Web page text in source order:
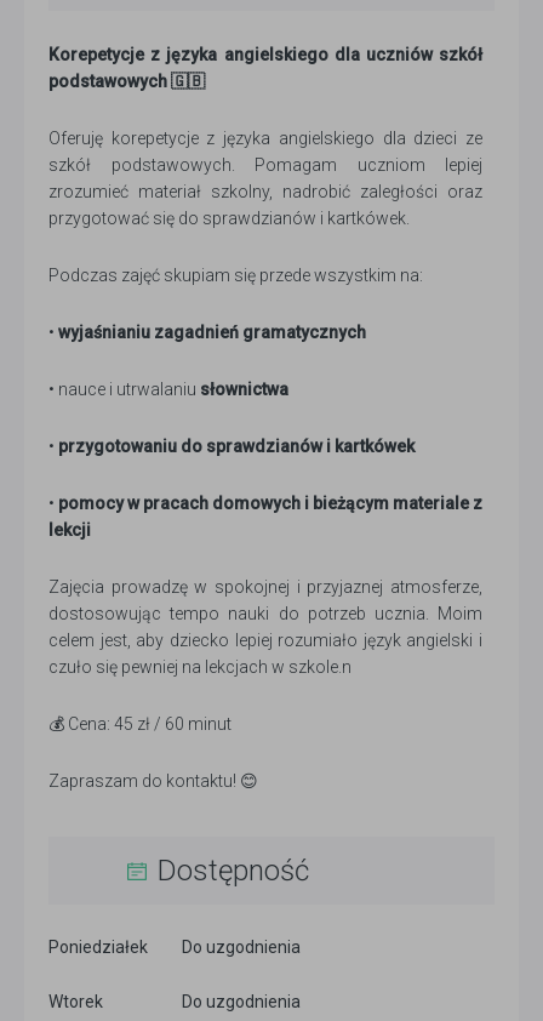
Korepetycje z języka angielskiego dla uczniów szkół
podstawowych 🇬🇧
Oferuję korepetycje z języka angielskiego dla dzieci ze
szkół podstawowych. Pomagam uczniom lepiej
zrozumieć materiał szkolny, nadrobić zaległości oraz
przygotować się do sprawdzianów i kartkówek.
Podczas zajęć skupiam się przede wszystkim na:
• wyjaśnianiu zagadnień gramatycznych
• nauce i utrwalaniu słownictwa
• przygotowaniu do sprawdzianów i kartkówek
• pomocy w pracach domowych i bieżącym materiale z
lekcji
Zajęcia prowadzę w spokojnej i przyjaznej atmosferze,
dostosowując tempo nauki do potrzeb ucznia. Moim
celem jest, aby dziecko lepiej rozumiało język angielski i
czuło się pewniej na lekcjach w szkole.n
💰 Cena: 45 zł / 60 minut
Zapraszam do kontaktu! 😊
Dostępność
Poniedziałek Do uzgodnienia
Wtorek Do uzgodnienia